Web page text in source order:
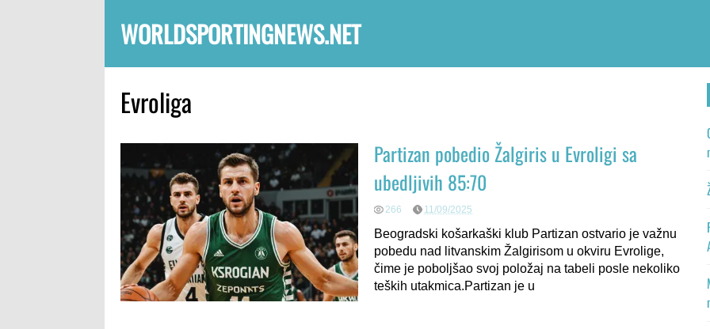
WORLDSPORTINGNEWS.NET
Evroliga
Partizan pobedio Žalgiris u Evroligi sa
ubedljivih 85:70
266 11/09/2025
Beogradski košarkaški klub Partizan ostvario je važnu
pobedu nad litvanskim Žalgirisom u okviru Evrolige,
čime je poboljšao svoj položaj na tabeli posle nekoliko
teških utakmica.Partizan je u